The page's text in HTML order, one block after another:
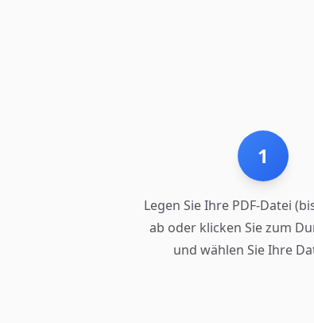
1
Legen Sie Ihre PDF-Datei
ab oder klicken Sie zum
und wählen Sie Ihre